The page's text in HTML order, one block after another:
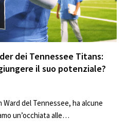
dei Tennessee Titans:
il suo potenziale?
Ward del Tennessee, ha alcune
un’occhiata alle…